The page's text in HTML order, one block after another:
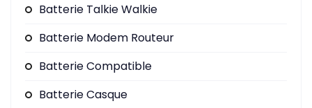
Batterie Talkie Walkie
Batterie Modem Routeur
Batterie Compatible
Batterie Casque